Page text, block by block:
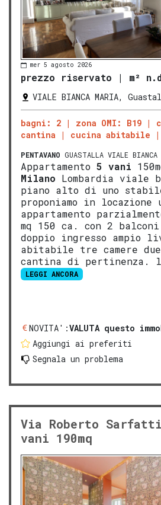
mer 5 agosto 2026
prezzo riservato | m²
VIALE BIANCA MARIA,
bagni: 2 zona OMI: B19
cantina
cucina abitabile
PENTAVANO GUASTALLA VIALE BIANCA
Appartamento 5 vani
Milano Lombardia viale
piano alto di uno
proponiamo in locazione
appartamento
mq 150 ca. con 2 balconi
doppio ingresso ampio
abitabile tre camere
cantina di pertinenza.
LEGGI ANCORA
NOVITA':VALUTA questo
Aggiungi ai preferiti
Segnala un problema
Via Roberto
vani 190mq